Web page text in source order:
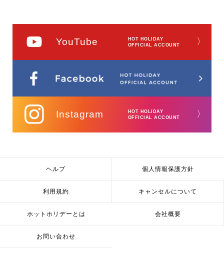
YouTube
HOT HOLIDAY
OFFICIAL ACCOUNT
〉
Instagram
HOT HOLIDAY
OFFICIAL ACCOUNT
〉
ヘルプ 個人情報保護方針
利用規約 キャンセルについて
ホットホリデーとは 会社概要
お問い合わせ